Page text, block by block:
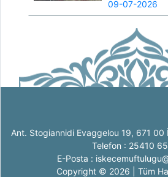
09-07-2026
Ant. Stogiannidi Evaggelou 19, 671
Telefon : 25410
E-Posta :
Copyright © 2026 | Tüm